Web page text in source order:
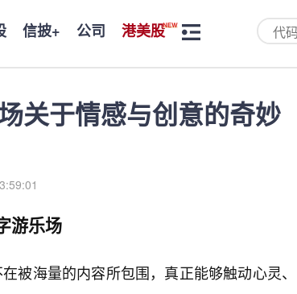
信披+ 公司 港美股
关于情感与创意的奇妙
游乐场
被海量的内容所包围，真正能够触动心灵、